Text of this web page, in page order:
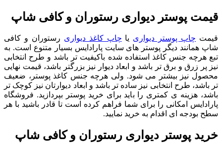
قیمت پوستر دیواری رستوران و کافی شاپ
قیمت چاپ پوستر دیواری یا چاپ کاغذ دیواری رستوران و کافی
شاپ همانند دیگر پوستر های سایت پارادایس بسیار متنوع است. به
تبع هرچه جنس کاغذ استفاده شده باکیفیت تر باشد و طرح انتخابی
نیز پر زرق و برق تر باشد و ابعاد دیوار نیز بزرگتر باشد، قیمت نهایی
محصول نیز بیشتر می شود. ولی هرچه جنس کاغذ پوستر، ضعیف
تر باشد، طرح انتخابی نیز ساده تر باشد و ابعاد دیوارتان نیز کوچک تر
باشد، هزینه ی کمتری را باید برای خرید پوستر بپردازید. فروشگاه
پارادایس امکانی را برای شما فراهم کرده است تا قادر باشید با هر
سطح بودجه ای اقدام به خرید نمایید.
خرید پوستر دیواری رستوران و کافی شاپ